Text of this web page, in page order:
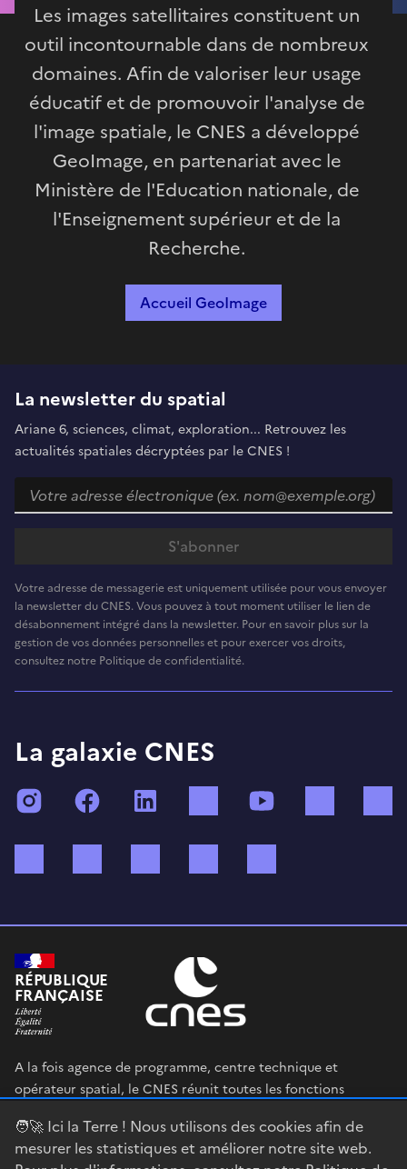
🧑‍🚀 Ici la Terre ! Nous utilisons des cookies afin de
mesurer les statistiques et améliorer notre site web.
Les images satellitaires constituent un
outil incontournable dans de nombreux
domaines. Afin de valoriser leur usage
éducatif et de promouvoir l'analyse de
l'image spatiale, le CNES a développé
GeoImage, en partenariat avec le
Ministère de l'Education nationale, de
l'Enseignement supérieur et de la
Recherche.
Accueil GeoImage
La newsletter du spatial
Ariane 6, sciences, climat, exploration... Retrouvez les
actualités spatiales décryptées par le CNES !
Votre adresse de messagerie est uniquement utilisée pour vous envoyer
la newsletter du CNES. Vous pouvez à tout moment utiliser le lien de
désabonnement intégré dans la newsletter. Pour en savoir plus sur la
gestion de vos données personnelles et pour exercer vos droits,
consultez notre Politique de confidentialité.
La galaxie CNES
InstagramFacebook TikTok
RÉPUBLIQUE
FRANÇAISE
A la fois agence de programme, centre technique et
opérateur spatial, le CNES réunit toutes les fonctions
en œuvre sa stratégie spatiale.